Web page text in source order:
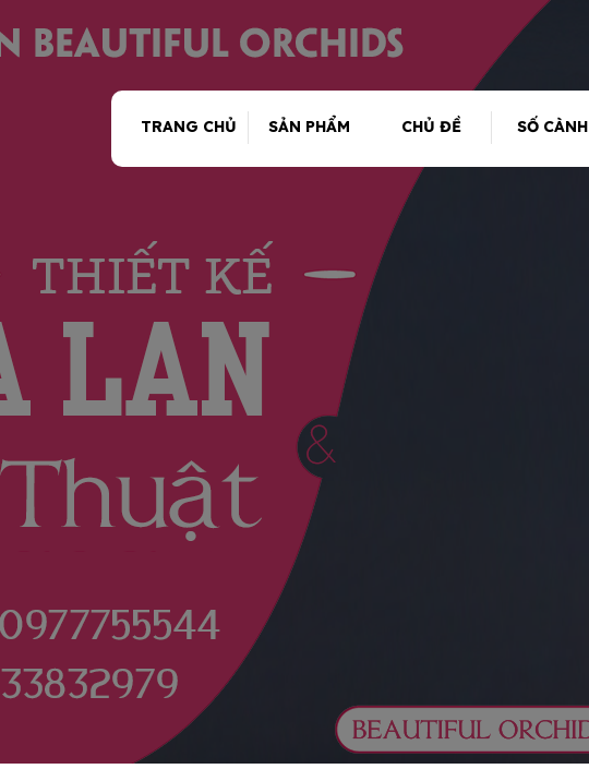
TRANG CHỦ SẢN PHẨM CHỦ ĐỀ SỐ CÀNH